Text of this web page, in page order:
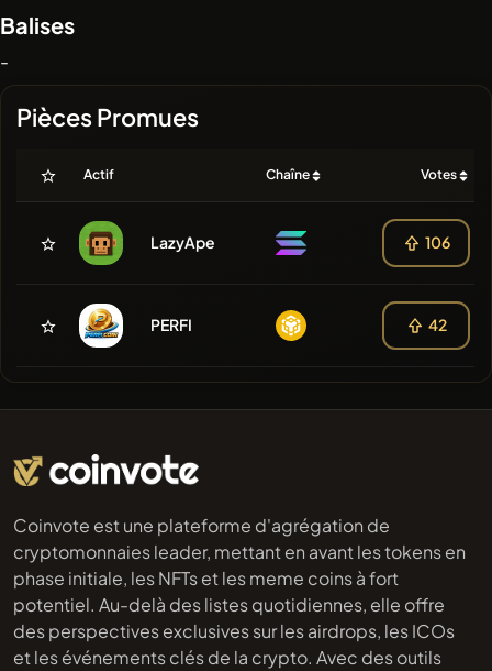
Balises
-
Pièces Promues
Actif Chaîne Votes
LazyApe 106
PERFI 42
Coinvote est une plateforme d'agrégation de
cryptomonnaies leader, mettant en avant les tokens en
phase initiale, les NFTs et les meme coins à fort
potentiel. Au-delà des listes quotidiennes, elle offre
des perspectives exclusives sur les airdrops, les ICOs
et les événements clés de la crypto. Avec des outils